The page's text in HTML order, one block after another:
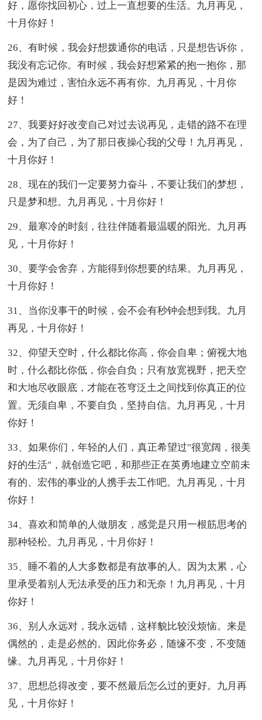
好，愿你找回初心，过上一直想要的生活。九月再见，
十月你好！
26、有时候，我会好想拨通你的电话，只是想告诉你，
我没有忘记你。有时候，我会好想紧紧的抱一抱你，那
是因为难过，害怕永远不再有你。九月再见，十月你
好！
27、我要好好改变自己对过去说再见，走错的路不在理
会，为了自己，为了那日夜操心我的父母！九月再见，
十月你好！
28、现在的我们一定要努力奋斗，不要让我们的梦想，
只是梦和想。九月再见，十月你好！
29、最寒冷的时刻，往往伴随着最温暖的阳光。九月再
见，十月你好！
30、要学会舍弃，方能得到你想要的结果。九月再见，
十月你好！
31、当你没事干的时候，会不会有秒钟会想到我。九月
再见，十月你好！
32、仰望天空时，什么都比你高，你会自卑；俯视大地
时，什么都比你低，你会自负；只有放宽视野，把天空
和大地尽收眼底，才能在苍穹泛土之间找到你真正的位
置。无须自卑，不要自负，坚持自信。九月再见，十月
你好！
33、如果你们，年轻的人们，真正希望过"很宽阔，很美
好的生活"，就创造它吧，和那些正在英勇地建立空前未
有的、宏伟的事业的人携手去工作吧。九月再见，十月
你好！
34、喜欢和简单的人做朋友，感觉是只用一根筋思考的
那种轻松。九月再见，十月你好！
35、睡不着的人大多数都是有故事的人。因为太累，心
里承受着别人无法承受的压力和无奈！九月再见，十月
你好！
36、别人永远对，我永远错，这样貌比较没烦恼。来是
偶然的，走是必然的。因此你务必，随缘不变，不变随
缘。九月再见，十月你好！
37、思想总得改变，要不然最后怎么过的更好。九月再
见，十月你好！